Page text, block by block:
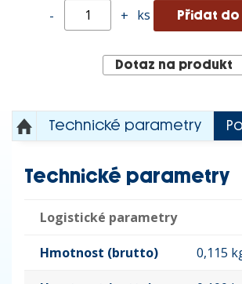
- + ks
Dotaz na produkt
Technické parametry
Technické parametry
Logistické parametry
Hmotnost (brutto) 0,115